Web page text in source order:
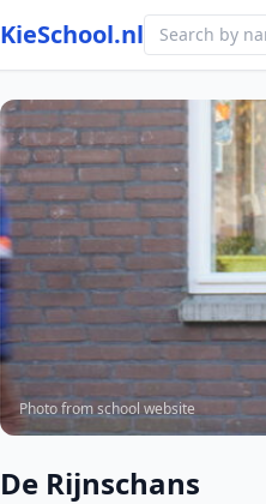
KieSchool.nl
Photo from school website
De Rijnschans